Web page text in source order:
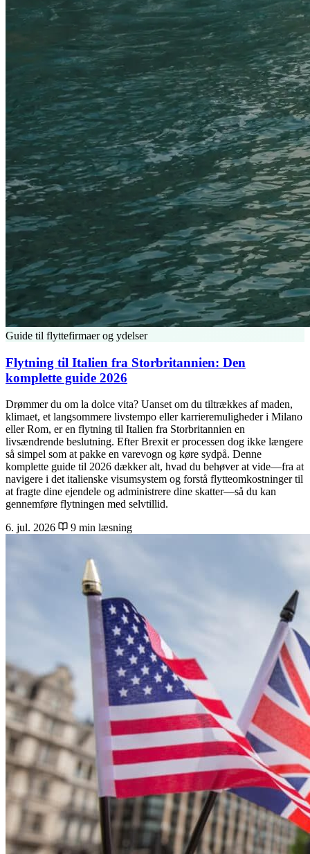
Guide til flyttefirmaer og ydelser
Flytning til Italien fra Storbritannien: Den
komplette guide 2026
Drømmer du om la dolce vita? Uanset om du tiltrækkes af maden,
klimaet, et langsommere livstempo eller karrieremuligheder i Milano
eller Rom, er en flytning til Italien fra Storbritannien en
livsændrende beslutning. Efter Brexit er processen dog ikke længere
så simpel som at pakke en varevogn og køre sydpå. Denne
komplette guide til 2026 dækker alt, hvad du behøver at vide—fra at
navigere i det italienske visumsystem og forstå flytteomkostninger til
at fragte dine ejendele og administrere dine skatter—så du kan
gennemføre flytningen med selvtillid.
6. jul. 2026
9 min læsning